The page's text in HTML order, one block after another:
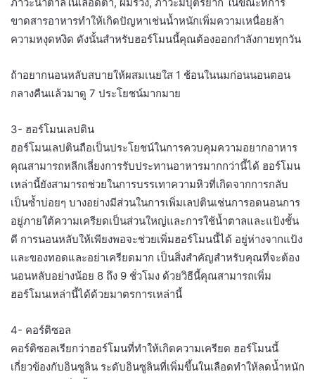
ขาดสารอาหารทำให้เกิดปัญหาเช่นน้ำหนักเพิ่มความเหนื่อยล้า
ความหงุดหงิด ดังนั้นสำหรับฮอร์โมนนี้คุณต้องออกกำลังกายทุกวัน
ถ้าอยากนอนหลับสบายให้ผสมเนยใส 1 ช้อนในนมก่อนนอนตอน
กลางคืนแล้วมาดู 7 ประโยชน์มากมาย
3- ฮอร์โมนเลปติน
ฮอร์โมนเลปตินถือเป็นประโยชน์ในการควบคุมความอยากอาหาร
คุณสามารถหลีกเลี่ยงการรับประทานอาหารมากกว่านี้ได้ ฮอร์โมน
เหล่านี้ยังสามารถช่วยในการบรรเทาความหิวที่เกิดจากการกลับ
เป็นซ้ำบ่อยๆ บางอย่างมีส่วนในการเพิ่มเลปตินเช่นการอดนอนการ
อยู่ภายใต้ความเครียดเป็นส่วนใหญ่และการใช้น้ำตาลและแป้งชั้น
ดี การนอนหลับให้เพียงพอจะช่วยเพิ่มฮอร์โมนนี้ได้ อยู่ห่างจากแป้ง
และของทอดและอย่าเครียดมาก เป็นสิ่งสำคัญสำหรับคุณที่จะต้อง
นอนหลับอย่างน้อย 8 ถึง 9 ชั่วโมง ด้วยวิธีนี้คุณสามารถเพิ่ม
ฮอร์โมนเหล่านี้ได้ด้วยมาตรการเหล่านี้
4- คอร์ติซอล
คอร์ติซอลเรียกว่าฮอร์โมนที่ทำให้เกิดความเครียด ฮอร์โมนนี้
เกี่ยวข้องกับอินซูลิน ระดับอินซูลินที่เพิ่มขึ้นในเลือดทำให้ลดน้ำหนัก